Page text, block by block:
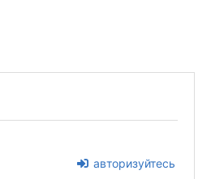
авторизуйтесь